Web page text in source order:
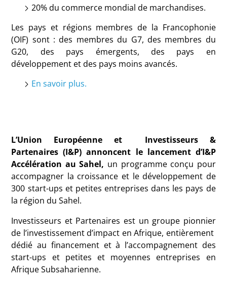
20% du commerce mondial de marchandises.
Les pays et régions membres de la Francophonie
(OIF) sont : des membres du G7, des membres du
G20, des pays émergents, des pays en
développement et des pays moins avancés.
En savoir plus.
L’Union Européenne et Investisseurs &
Partenaires (I&P) annoncent le lancement d’I&P
Accélération au Sahel, un programme conçu pour
accompagner la croissance et le développement de
300 start-ups et petites entreprises dans les pays de
la région du Sahel.
Investisseurs et Partenaires est un groupe pionnier
de l’investissement d’impact en Afrique, entièrement
dédié au financement et à l’accompagnement des
start-ups et petites et moyennes entreprises en
Afrique Subsaharienne.